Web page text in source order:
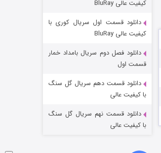
قسمت ۶ (زیرنویس) منتشر شد
کیفیت عالی BluRay
دانلود قسمت اول سریال کوری با
کیفیت عالی BluRay
دانلود فصل دوم سریال بامداد خمار
قسمت اول
دانلود قسمت دهم سریال گل سنگ
با کیفیت عالی
دانلود قسمت نهم سریال گل سنگ
با کیفیت عالی